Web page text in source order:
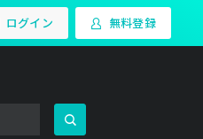
ログイン 無料登録